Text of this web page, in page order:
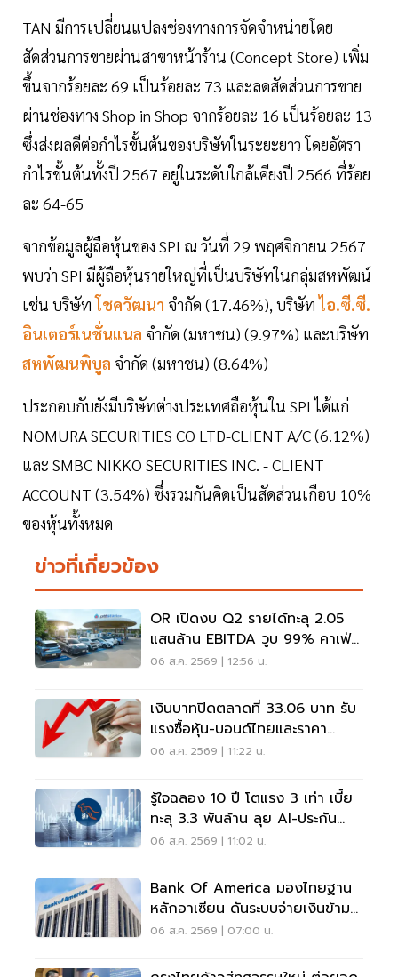
TAN มีการเปลี่ยนแปลงช่องทางการจัดจำหน่ายโดย
สัดส่วนการขายผ่านสาขาหน้าร้าน (Concept Store) เพิ่ม
ขึ้นจากร้อยละ 69 เป็นร้อยละ 73 และลดสัดส่วนการขาย
ผ่านช่องทาง Shop in Shop จากร้อยละ 16 เป็นร้อยละ 13
ซึ่งส่งผลดีต่อกำไรขั้นต้นของบริษัทในระยะยาว โดยอัตรา
กำไรขั้นต้นทั้งปี 2567 อยู่ในระดับใกล้เคียงปี 2566 ที่ร้อย
ละ 64-65
จากข้อมูลผู้ถือหุ้นของ SPI ณ วันที่ 29 พฤศจิกายน 2567
พบว่า SPI มีผู้ถือหุ้นรายใหญ่ที่เป็นบริษัทในกลุ่มสหพัฒน์
เช่น บริษัทโชควัฒนา จำกัด (17.46%), บริษัทไอ.ซี.ซี.
อินเตอร์เนชั่นแนล จำกัด (มหาชน) (9.97%) และบริษัท
สหพัฒนพิบูล จำกัด (มหาชน) (8.64%)
ประกอบกับยังมีบริษัทต่างประเทศถือหุ้นใน SPI ได้แก่
NOMURA SECURITIES CO LTD-CLIENT A/C (6.12%)
และ SMBC NIKKO SECURITIES INC. - CLIENT
ACCOUNT (3.54%) ซึ่งรวมกันคิดเป็นสัดส่วนเกือบ 10%
ของหุ้นทั้งหมด
ข่าวที่เกี่ยวข้อง
OR เปิดงบ Q2 รายได้ทะลุ 2.05
แสนล้าน EBITDA วูบ 99% คาเฟ่อ
เมซอนขายนิวไฮ 117 ล้านแก้ว
06 ส.ค. 2569 | 12:56 น.
เงินบาทปิดตลาดที่ 33.06 บาท รับ
แรงซื้อหุ้น-บอนด์ไทยและราคา
ทองคำพุ่ง
06 ส.ค. 2569 | 11:22 น.
รู้ใจฉลอง 10 ปี โตแรง 3 เท่า เบี้ย
ทะลุ 3.3 พันล้าน ลุย AI-ประกัน
สุขภาพ
06 ส.ค. 2569 | 11:02 น.
Bank Of America มองไทยฐาน
หลักอาเซียน ดันระบบจ่ายเงินข้าม
พรมแดนเรียลไทม์
06 ส.ค. 2569 | 07:00 น.